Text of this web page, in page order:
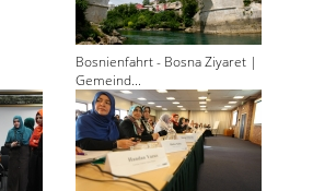
Bosnienfahrt - Bosna Ziyaret |
Gemeind...